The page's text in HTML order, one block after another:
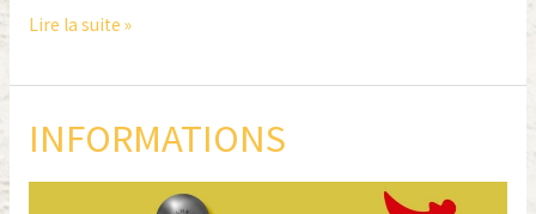
Lire la suite »
INFORMATIONS
INFORMATIONS